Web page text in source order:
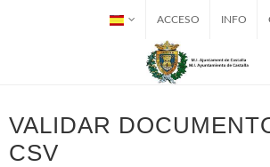
ACCESO INFO
VALIDAR
CSV